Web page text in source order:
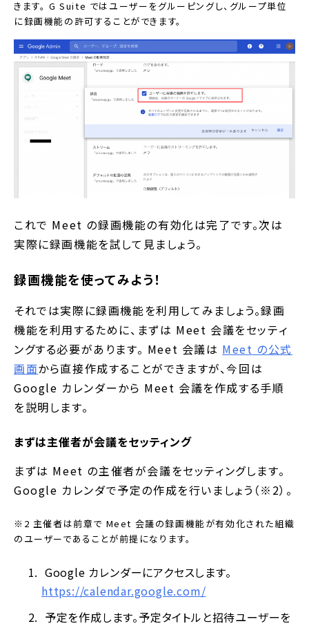
きます。 G Suite ではユーザーをグルーピングし、グループ単位
に録画機能の許可することができます。
これで Meet の録画機能の有効化は完了です。次は
実際に録画機能を試して見ましょう。
録画機能を使ってみよう！
それでは実際に録画機能を利用してみましょう。録画
機能を利用するために、まずは Meet 会議をセッティ
ングする必要があります。 Meet 会議は Meet の公式
画面から直接作成することができますが、今回は
Google カレンダーから Meet 会議を作成する手順
を説明します。
まずは主催者が会議をセッティング
まずは Meet の主催者が会議をセッティングします。
Google カレンダで予定の作成を行いましょう（※2）。
※2 主催者は前章で Meet 会議の録画機能が有効化された組織
のユーザーであることが前提になります。
Google カレンダーにアクセスします。
https://calendar.google.com/
予定を作成します。予定タイトルと招待ユーザーを